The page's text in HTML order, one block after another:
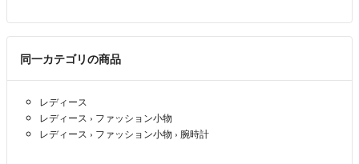
同一カテゴリの商品
レディース
レディース › ファッション小物
レディース › ファッション小物 › 腕時計